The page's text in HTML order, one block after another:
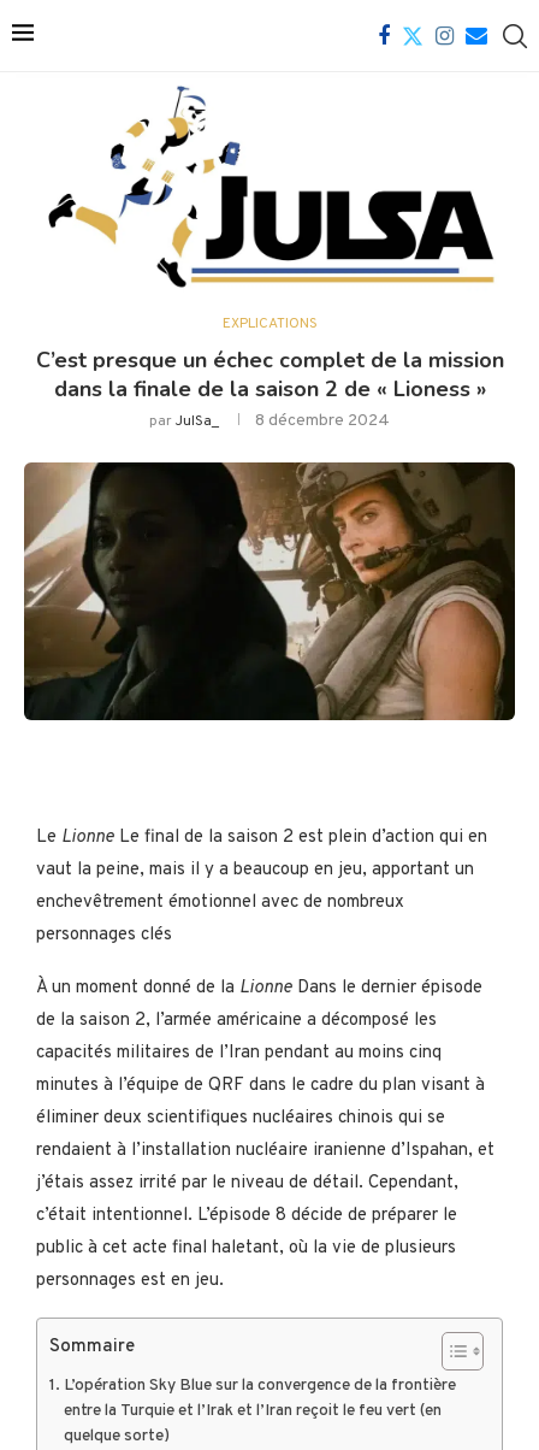
EXPLICATIONS
C’est presque un échec complet de la mission
dans la finale de la saison 2 de « Lioness »
parJulSa_ 8 décembre 2024
Le Lionne Le final de la saison 2 est plein d’action qui en
vaut la peine, mais il y a beaucoup en jeu, apportant un
enchevêtrement émotionnel avec de nombreux
personnages clés
À un moment donné de la Lionne Dans le dernier épisode
de la saison 2, l’armée américaine a décomposé les
capacités militaires de l’Iran pendant au moins cinq
minutes à l’équipe de QRF dans le cadre du plan visant à
éliminer deux scientifiques nucléaires chinois qui se
rendaient à l’installation nucléaire iranienne d’Ispahan, et
j’étais assez irrité par le niveau de détail. Cependant,
c’était intentionnel. L’épisode 8 décide de préparer le
public à cet acte final haletant, où la vie de plusieurs
personnages est en jeu.
Sommaire
L’opération Sky Blue sur la convergence de la frontière
entre la Turquie et l’Irak et l’Iran reçoit le feu vert (en
quelque sorte)